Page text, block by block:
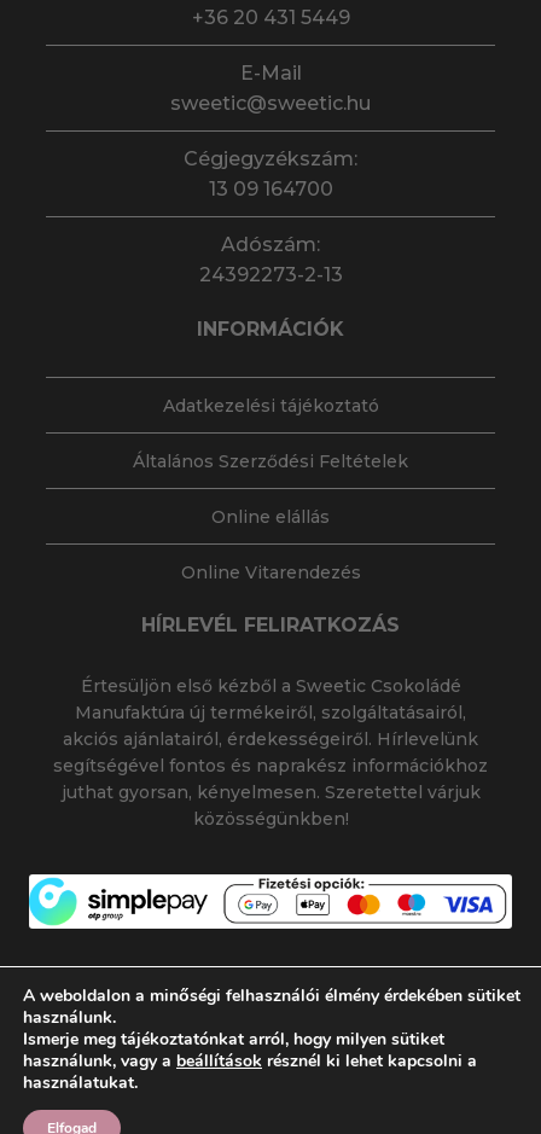
+36 20 431 5449
E-Mail
sweetic@sweetic.hu
Cégjegyzékszám:
13 09 164700
Adószám:
24392273-2-13
INFORMÁCIÓK
Adatkezelési tájékoztató
Általános Szerződési Feltételek
Online elállás
Online Vitarendezés
HÍRLEVÉL FELIRATKOZÁS
Értesüljön első kézből a Sweetic Csokoládé
Manufaktúra új termékeiről, szolgáltatásairól,
akciós ajánlatairól, érdekességeiről. Hírlevelünk
segítségével fontos és naprakész információkhoz
juthat gyorsan, kényelmesen. Szeretettel várjuk
közösségünkben!
© 2026 SWEETIC CSOKOLÁDÉ MANUFAKTÚRA
SWEETIC@SWEETIC.HU | |
A weboldalon a minőségi felhasználói élmény érdekében sütiket
használunk.
Ismerje meg tájékoztatónkat arról, hogy milyen sütiket
használunk, vagy a beállítások résznél ki lehet kapcsolni a
használatukat.
Elfogad